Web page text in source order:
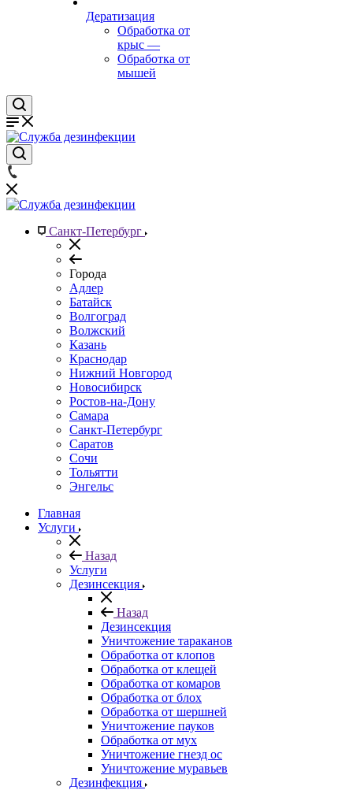
Дератизация
Обработка от
крыс —
Обработка от
мышей
Санкт-Петербург
Города
Адлер
Батайск
Волгоград
Волжский
Казань
Краснодар
Нижний Новгород
Новосибирск
Ростов-на-Дону
Самара
Санкт-Петербург
Саратов
Сочи
Тольятти
Энгельс
Главная
Услуги
Назад
Услуги
Дезинсекция
Назад
Дезинсекция
Уничтожение тараканов
Обработка от клопов
Обработка от клещей
Обработка от комаров
Обработка от блох
Обработка от шершней
Уничтожение пауков
Обработка от мух
Уничтожение гнезд ос
Уничтожение муравьев
Дезинфекция